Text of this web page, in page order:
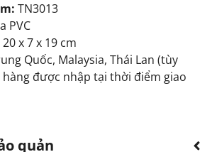
TN3013
PVC
20 x 7 x 19 cm
Quốc, Malaysia, Thái Lan (tùy
được nhập tại thời điểm giao
quản